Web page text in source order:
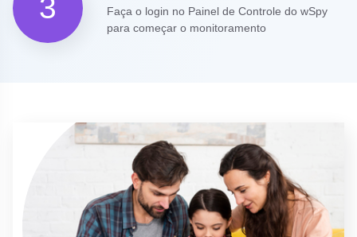
3
Faça o login no Painel de Controle do wSpy
para começar o monitoramento